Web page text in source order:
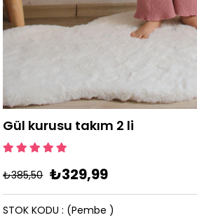
Gül kurusu takım 2 li
₺385,50 ₺329,99
(Pembe )
STOK KODU